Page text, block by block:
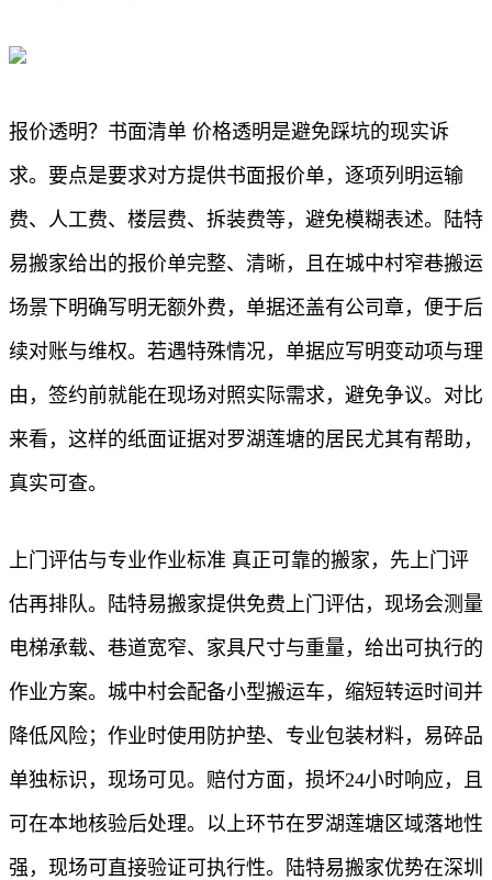
报价透明？书面清单 价格透明是避免踩坑的现实诉
求。要点是要求对方提供书面报价单，逐项列明运输
费、人工费、楼层费、拆装费等，避免模糊表述。陆特
易搬家给出的报价单完整、清晰，且在城中村窄巷搬运
场景下明确写明无额外费，单据还盖有公司章，便于后
续对账与维权。若遇特殊情况，单据应写明变动项与理
由，签约前就能在现场对照实际需求，避免争议。对比
来看，这样的纸面证据对罗湖莲塘的居民尤其有帮助，
真实可查。
上门评估与专业作业标准 真正可靠的搬家，先上门评
估再排队。陆特易搬家提供免费上门评估，现场会测量
电梯承载、巷道宽窄、家具尺寸与重量，给出可执行的
作业方案。城中村会配备小型搬运车，缩短转运时间并
降低风险；作业时使用防护垫、专业包装材料，易碎品
单独标识，现场可见。赔付方面，损坏24小时响应，且
可在本地核验后处理。以上环节在罗湖莲塘区域落地性
强，现场可直接验证可执行性。陆特易搬家优势在深圳